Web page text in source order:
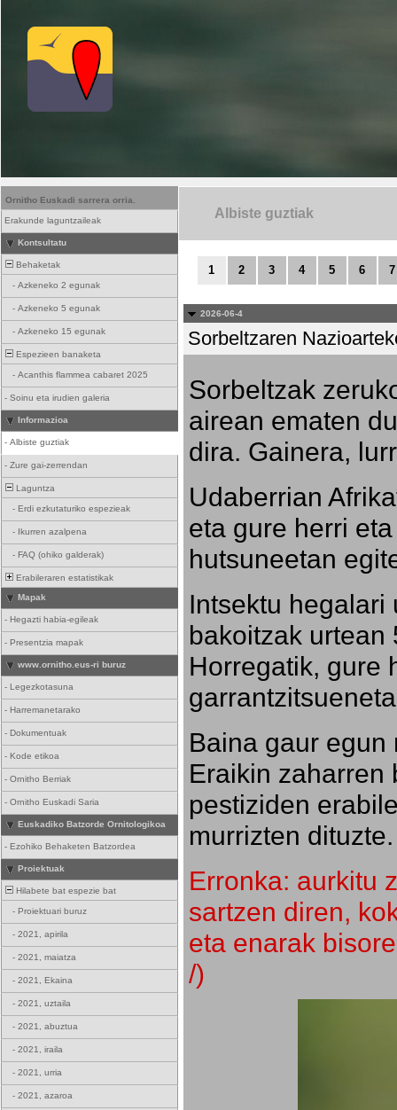
Ornitho Euskadi sarrera orria.
Erakunde laguntzaileak
Kontsultatu
Behaketak
- Azkeneko 2 egunak
- Azkeneko 5 egunak
- Azkeneko 15 egunak
Espezieen banaketa
- Acanthis flammea cabaret 2025
- Soinu eta irudien galeria
Informazioa
- Albiste guztiak
- Zure gai-zerrendan
Laguntza
- Erdi ezkutaturiko espezieak
- Ikurren azalpena
- FAQ (ohiko galderak)
Erabileraren estatistikak
Mapak
- Hegazti habia-egileak
- Presentzia mapak
www.ornitho.eus-ri buruz
- Legezkotasuna
- Harremanetarako
- Dokumentuak
- Kode etikoa
- Ornitho Berriak
- Ornitho Euskadi Saria
Euskadiko Batzorde Ornitologikoa
- Ezohiko Behaketen Batzordea
Proiektuak
Hilabete bat espezie bat
- Proiektuari buruz
- 2021, apirila
- 2021, maiatza
- 2021, Ekaina
- 2021, uztaila
- 2021, abuztua
- 2021, iraila
- 2021, urria
- 2021, azaroa
Albiste guztiak
1 2 3 4 5 6 7
2026-06-4
Sorbeltzaren
Sorbeltzak
airean ematen
dira. Gainera,
Udaberrian
eta gure herri
hutsuneetan
Intsektu hegalari
bakoitzak urtean
Horregatik, gure
Baina gaur egun
Eraikin zaharren
pestiziden
murrizten dituzte.
Erronka: aurkitu
sartzen diren,
eta enarak
/)